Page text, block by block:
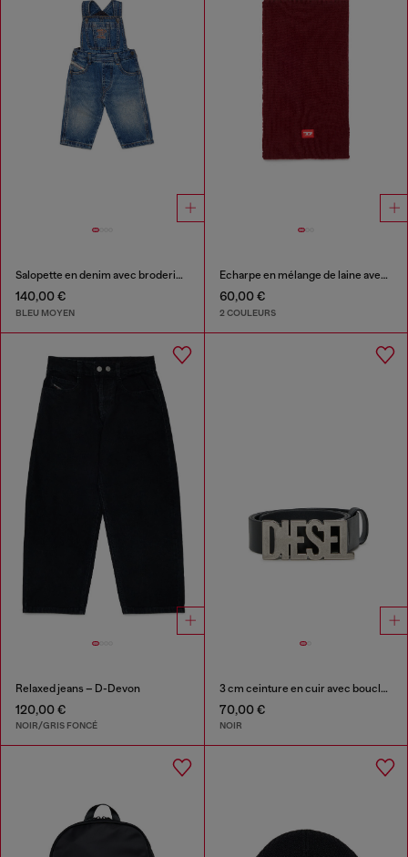
Salopette en denim avec broderie logo
140,00 €
BLEU MOYEN
Écharpe en mélange de laine avec patch logo D
60,00 €
2 COULEURS
Relaxed jeans – D-Devon
120,00 €
NOIR/GRIS FONCÉ
3 cm ceinture en cuir avec boucle Diesel
70,00 €
NOIR